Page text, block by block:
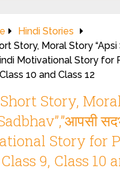
Hindi Stories
Story, Moral Story “Apsi
Motivational Story for
10 and Class 12
Story,
Story for
9, Class 10